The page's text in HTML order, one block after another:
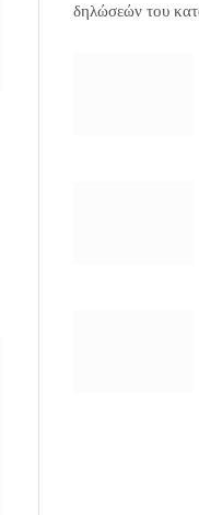
δηλώσεών του